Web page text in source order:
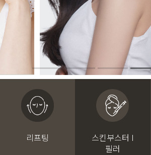
리프팅
스킨부스터 I
필러